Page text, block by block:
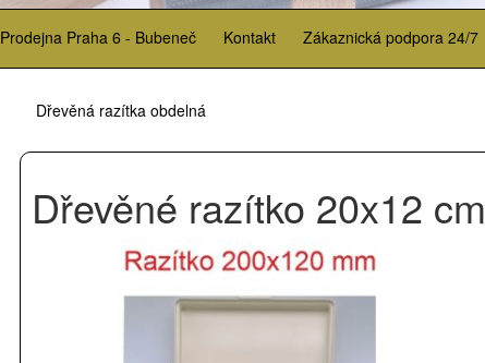
Prodejna Praha 6 - Bubeneč Kontakt Zákaznická podpora 24/7
Dřevěná razítka obdelná
Dřevěné razítko 20x12 cm